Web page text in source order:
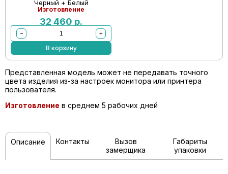
Черный + Белый
Изготовление
32 460 р.
−
+
В корзину
Представленная модель может не передавать точного
цвета изделия из-за настроек монитора или принтера
пользователя.
Изготовление в среднем 5 рабочих дней
Описание Контакты
Вызов
замерщика
Габариты
упаковки